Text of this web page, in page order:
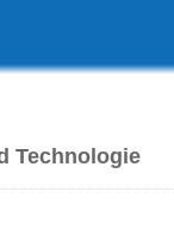
Technologie